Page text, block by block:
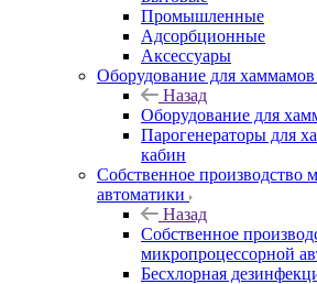
Промышленные
Адсорбционные
Аксессуары
Оборудование для хаммамов
Назад
Оборудование для
Парогенераторы для
кабин
Собственное производство
автоматики
Назад
Собственное
микропроцессорной
Беcхлорная